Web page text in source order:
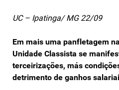
UC – Ipatinga/ MG 22/09
Em mais uma panfletagem
Unidade Classista se
terceirizações, más
detrimento de ganhos